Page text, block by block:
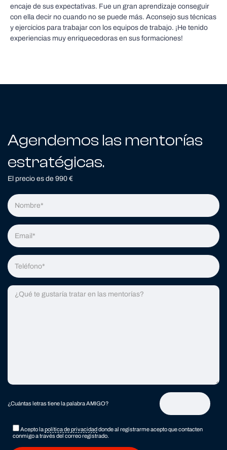
encaje de sus expectativas. Fue un gran aprendizaje conseguir
con ella decir no cuando no se puede más. Aconsejo sus técnicas
y ejercicios para trabajar con los equipos de trabajo. ¡He tenido
experiencias muy enriquecedoras en sus formaciones!
Agendemos las mentorías
estratégicas.
El precio es de 990 €
Nombre:
Email:
Teléfono:
Mensaje:
¿Cuántas letras tiene la palabra AMIGO?
Acepto lapolítica de privacidaddonde al registrarme acepto que contacten
conmigo a través del correo registrado.